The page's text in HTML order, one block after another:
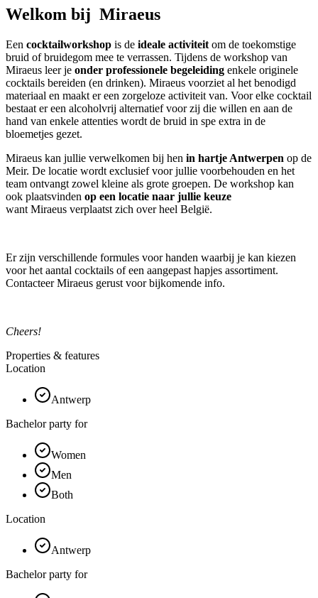
Welkom bij Miraeus
Een cocktailworkshop is de ideale activiteit om de toekomstige
bruid of bruidegom mee te verrassen. Tijdens de workshop van
Miraeus leer je onder professionele begeleiding enkele originele
cocktails bereiden (en drinken). Miraeus voorziet al het benodigd
materiaal en maakt er een zorgeloze activiteit van. Voor elke cocktail
bestaat er een alcoholvrij alternatief voor zij die willen en aan de
hand van enkele attenties wordt de bruid in spe extra in de
bloemetjes gezet.
Miraeus kan jullie verwelkomen bij hen in hartje Antwerpen op de
Meir. De locatie wordt exclusief voor jullie voorbehouden en het
team ontvangt zowel kleine als grote groepen. De workshop kan
ook plaatsvinden op een locatie naar jullie keuze
want Miraeus verplaatst zich over heel België.
Er zijn verschillende formules voor handen waarbij je kan kiezen
voor het aantal cocktails of een aangepast hapjes assortiment.
Contacteer Miraeus gerust voor bijkomende info.
Cheers!
Properties & features
Location
Antwerp
Bachelor party for
Women
Men
Both
Location
Antwerp
Bachelor party for